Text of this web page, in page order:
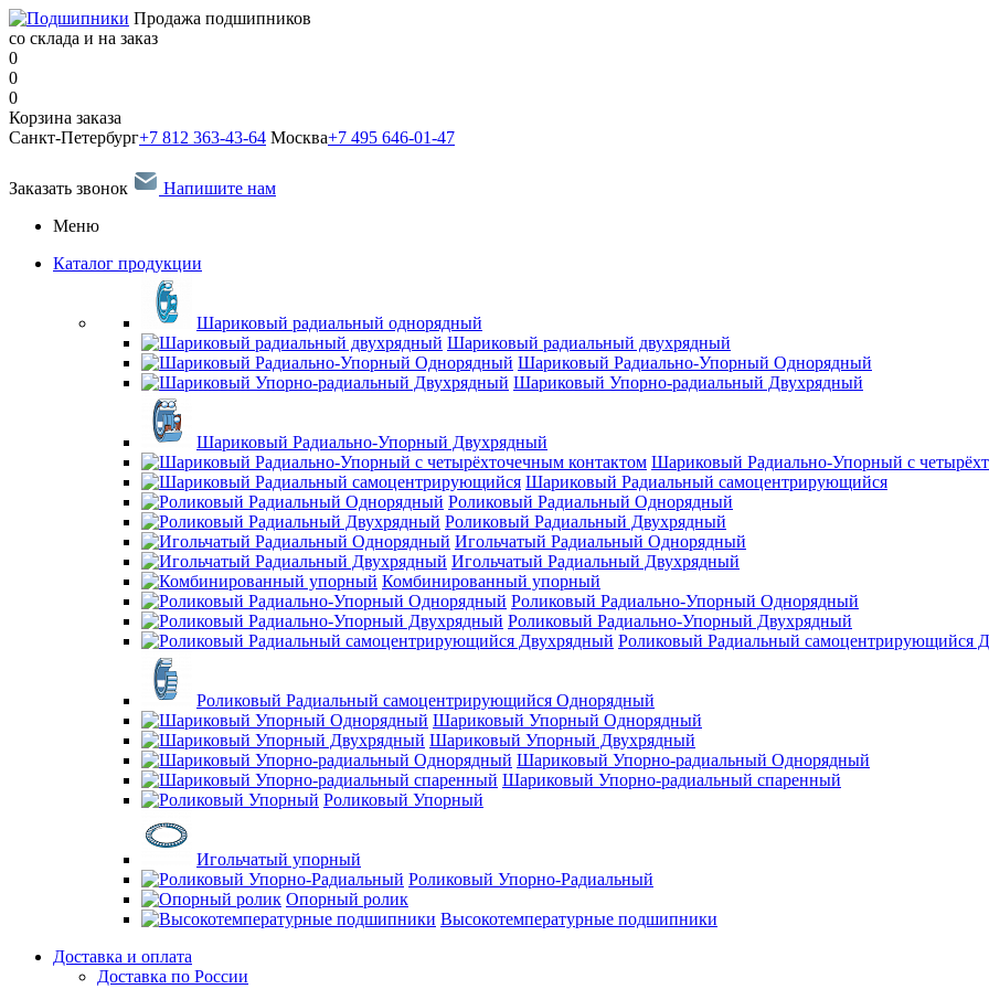
Продажа подшипников
со склада и на заказ
0
0
0
Корзина заказа
Санкт-Петербург+7 812 363-43-64 Москва+7 495 646-01-47
Заказать звонок
Напишите нам
Меню
Каталог продукции
Шариковый радиальный однорядный
Шариковый радиальный двухрядный
Шариковый Радиально-Упорный Однорядный
Шариковый Упорно-радиальный Двухрядный
Шариковый Радиально-Упорный Двухрядный
Шариковый Радиально-Упорный с
Шариковый Радиальный самоцентрирующийся
Роликовый Радиальный Однорядный
Роликовый Радиальный Двухрядный
Игольчатый Радиальный Однорядный
Игольчатый Радиальный Двухрядный
Комбинированный упорный
Роликовый Радиально-Упорный Однорядный
Роликовый Радиально-Упорный Двухрядный
Роликовый Радиальный самоцентрирующийся
Роликовый Радиальный самоцентрирующийся Однорядный
Шариковый Упорный Однорядный
Шариковый Упорный Двухрядный
Шариковый Упорно-радиальный Однорядный
Шариковый Упорно-радиальный спаренный
Роликовый Упорный
Игольчатый упорный
Роликовый Упорно-Радиальный
Опорный ролик
Высокотемпературные подшипники
Доставка и оплата
Доставка по России